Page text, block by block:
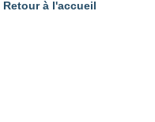
Retour à l'accueil